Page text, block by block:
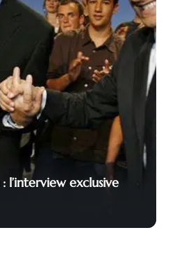
: l’interview exclusive